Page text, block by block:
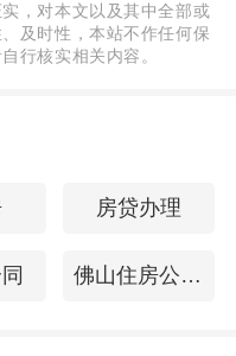
参展中也一同亮
主题的国家级展
与数字化转型，
，对本文以及其中全部或
及时性，本站不作任何保
行核实相关内容。
房贷办理
佛山住房公积金查询